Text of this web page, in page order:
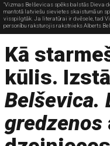
"Vizmas Belševicas spēks balstās Dieva
mantotā latviešu sievietes skaistumā un
visspilgtāk. Ja literatūrai ir dvēsele, tad
personību raksturojis rakstnieks Alberts
Kā
kūlis.
Belševica.
gredzenos